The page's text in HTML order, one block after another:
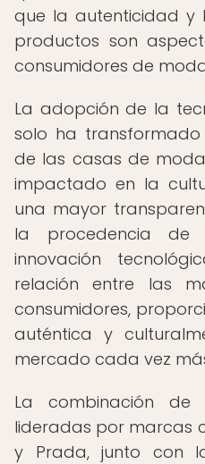
que la autenticidad y
productos son
consumidores de
La adopción de la
solo ha transformado
de las casas de
impactado en la
una mayor
la procedencia de
innovación
relación entre las
consumidores,
auténtica y
mercado cada vez
La combinación de
lideradas por marcas
y Prada, junto con